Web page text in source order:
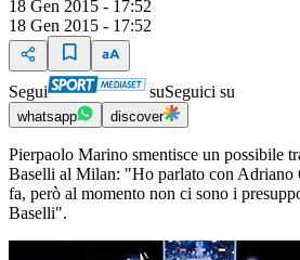
18 Gen 2015 - 17:52
18 Gen 2015 - 17:52
Segui suSeguici su
whatsapp discover
Pierpaolo Marino smentisce un possibile
Baselli al Milan: "Ho parlato con Adriano
fa, però al momento non ci sono i
Baselli".